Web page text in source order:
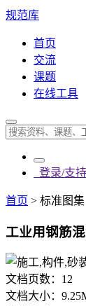
规范库
首页
交流
课题
在线工具
登录/支
首页 > 标准图集
工业用钢筋
文档页数： 12
文档大小：